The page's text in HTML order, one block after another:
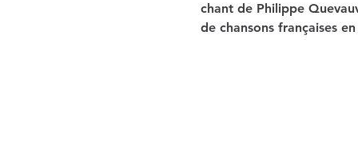
chant de Philippe
de chansons françaises